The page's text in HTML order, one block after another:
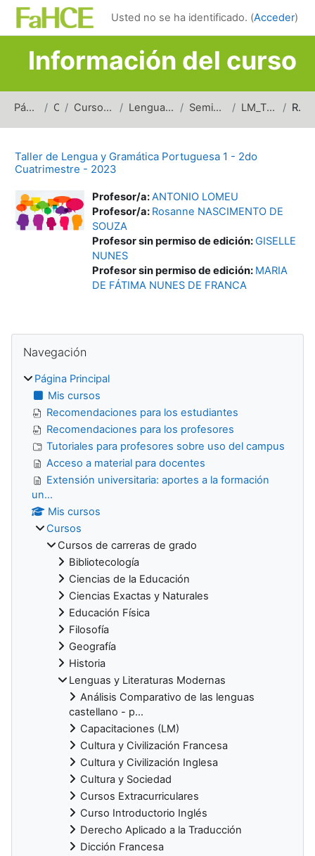
Salta al contenido principal
Usted no se ha identificado. (Acceder)
Información del curso
Página Principal Cursos Cursos de carreras de grado Lenguas y Literaturas Modernas Seminarios y Talleres (LLM) LM_TLGP1_2doSem_2023 Resumen
Taller de Lengua y Gramática Portuguesa 1 - 2do
Cuatrimestre - 2023
Profesor/a:ANTONIO LOMEU
Profesor/a: Rosanne NASCIMENTO DE
SOUZA
Profesor sin permiso de edición:GISELLE
NUNES
Profesor sin permiso de edición: MARIA
DE FÁTIMA NUNES DE FRANCA
Bloques
Navegación
Página Principal
Mis cursos
Recomendaciones para los estudiantes
Recomendaciones para los profesores
Tutoriales para profesores sobre uso del campus
Acceso a material para docentes
Extensión universitaria: aportes a la formación
un...
Mis cursos
Cursos
Cursos de carreras de grado
Bibliotecología
Ciencias de la Educación
Ciencias Exactas y Naturales
Educación Física
Filosofía
Geografía
Historia
Lenguas y Literaturas Modernas
Análisis Comparativo de las lenguas
castellano - p...
Capacitaciones (LM)
Cultura y Civilización Francesa
Cultura y Civilización Inglesa
Cultura y Sociedad
Cursos Extracurriculares
Curso Introductorio Inglés
Derecho Aplicado a la Traducción
Dicción Francesa